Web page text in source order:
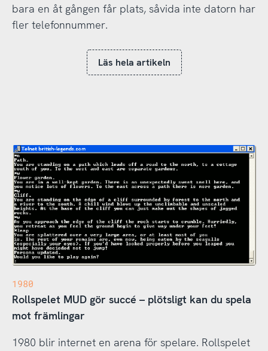
bara en åt gången får plats, såvida inte datorn har
fler telefonnummer.
Läs hela artikeln
1980
Rollspelet MUD gör succé – plötsligt kan du spela
mot främlingar
1980 blir internet en arena för spelare. Rollspelet